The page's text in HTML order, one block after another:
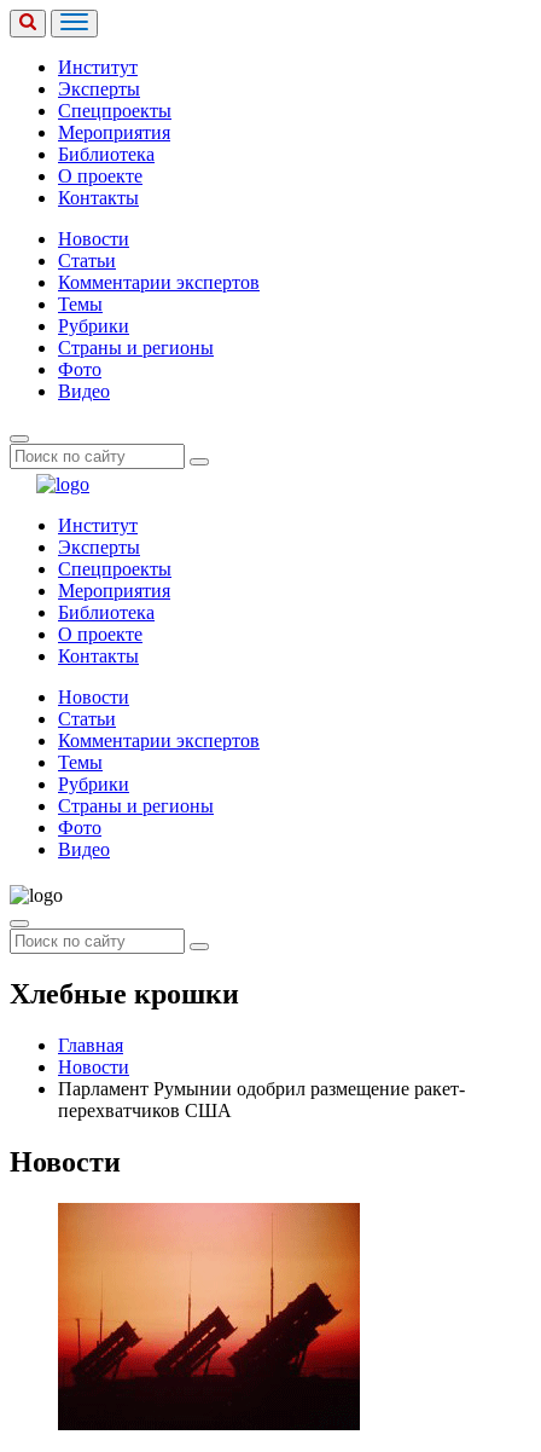
Институт
Эксперты
Спецпроекты
Мероприятия
Библиотека
О проекте
Контакты
Новости
Статьи
Комментарии экспертов
Темы
Рубрики
Страны и регионы
Фото
Видео
Институт
Эксперты
Спецпроекты
Мероприятия
Библиотека
О проекте
Контакты
Новости
Статьи
Комментарии экспертов
Темы
Рубрики
Страны и регионы
Фото
Видео
Хлебные крошки
Главная
Новости
Парламент Румынии одобрил размещение ракет-
перехватчиков США
Новости